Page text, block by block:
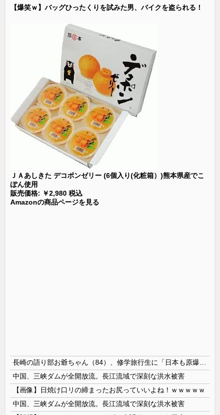
【爆笑ｗ】バッグひったくりを試みた男、バイクを盗られる！
ＪＡあしきた デコポンゼリー (6個入り(化粧箱）)熊本県産でこ
ぽん使用
販売価格: ￥2,980 税込
Amazonの商品ページを見る
中国、三峡ダムが全開放流。長江流域で深刻な洪水被害
【画像】日焼け口リの締まったお尻っていいよね！ｗｗｗｗｗ
中国、三峡ダムが全開放流。長江流域で深刻な洪水被害